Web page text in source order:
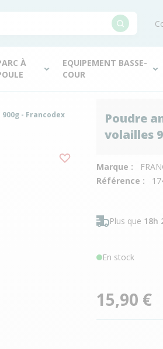
À
EQUIPEMENT BASSE-
COUR
Poudre
volailles
Marque :
Référence :
Plus que 18h
En stock
15,90 €
- Francodex